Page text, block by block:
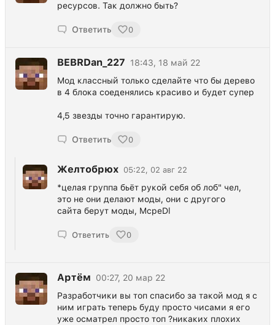
ресурсов. Так должно быть?
Ответить 0
BEBRDan_227
18:43, 18 май 22
Мод классный только сделайте что бы дерево
в 4 блока соеденялись красиво и будет супер
4,5 звезды точно гарантирую.
Ответить 0
Желтобрюх 05:22, 02 авг 22
*целая группа бьёт рукой себя об лоб" чел,
это не они делают моды, они с другого
сайта берут моды, McpeDl
Ответить 0
Артём
00:27, 20 мар 22
Разработчики вы топ спасибо за такой мод я с
ним играть теперь буду просто чисами я его
уже осматрел просто топ ?никаких плохих